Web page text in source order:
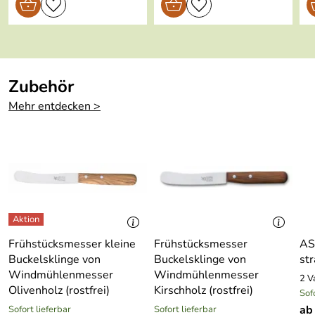
Hersteller: ASA Selection GmbH , Rudolf-Diesel-Straße
t:
:
Zubehör
Mehr entdecken >
Frühstücksmesser kleine
Buckelsklinge von
Windmühlenmesser
Olivenholz (rostfrei)
Sofort lieferbar
Frühstücksmesser
Buckelsklinge von
Windmühlenmesser
Kirschholz (rostfrei)
Sofort lieferbar
2